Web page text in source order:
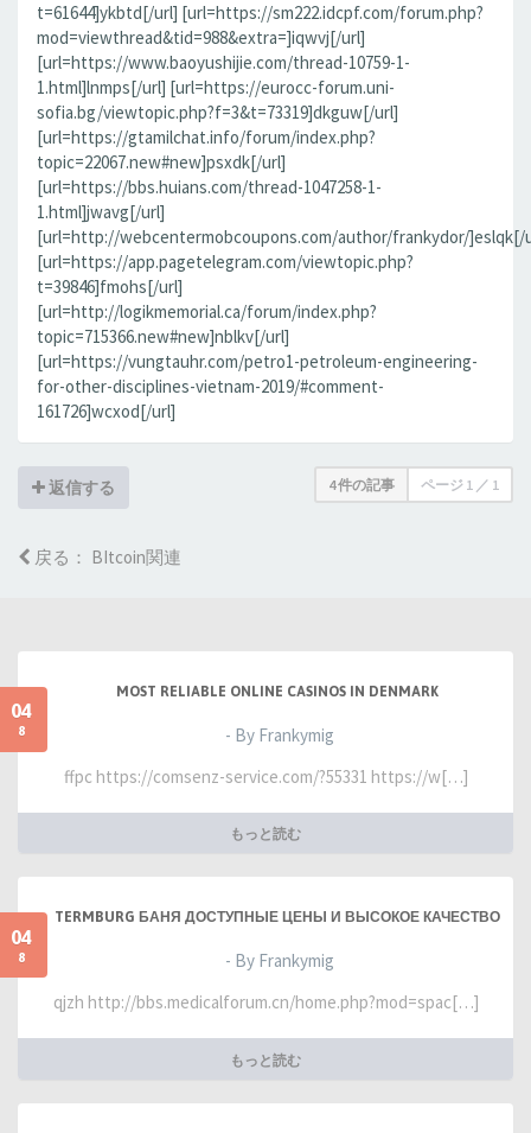
t=61644]ykbtd[/url] [url=https://sm222.idcpf.com/forum.php?
mod=viewthread&tid=988&extra=]iqwvj[/url]
[url=https://www.baoyushijie.com/thread-10759-1-
1.html]lnmps[/url] [url=https://eurocc-forum.uni-
sofia.bg/viewtopic.php?f=3&t=73319]dkguw[/url]
[url=https://gtamilchat.info/forum/index.php?
topic=22067.new#new]psxdk[/url]
[url=https://bbs.huians.com/thread-1047258-1-
1.html]jwavg[/url]
[url=http://webcentermobcoupons.com/author/frankydor/]eslqk[/
[url=https://app.pagetelegram.com/viewtopic.php?
t=39846]fmohs[/url]
[url=http://logikmemorial.ca/forum/index.php?
topic=715366.new#new]nblkv[/url]
[url=https://vungtauhr.com/petro1-petroleum-engineering-
for-other-disciplines-vietnam-2019/#comment-
161726]wcxod[/url]
返信する 4 件の記事 ページ 1 ／ 1
戻る： BItcoin関連
04
8
MOST RELIABLE ONLINE CASINOS IN DENMARK
- By Frankymig
ffpc https://comsenz-service.com/?55331 https://w[…]
もっと読む
04
8
TERMBURG БАНЯ ДОСТУПНЫЕ ЦЕНЫ И ВЫСОКОЕ КАЧЕСТВО
- By Frankymig
qjzh http://bbs.medicalforum.cn/home.php?mod=spac[…]
もっと読む